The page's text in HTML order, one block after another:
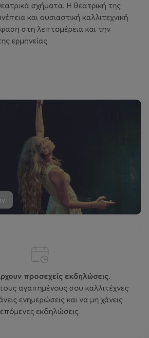
σχήματα. Η θεατρική της
και ουσιαστική καλλιτεχνική
στη λεπτομέρεια και την
ερμηνείας.
προσεχείς εκδηλώσεις.
αγαπημένους σου καλλιτέχνες
ενημερώσεις και να μη χάνεις
επόμενες εκδηλώσεις.